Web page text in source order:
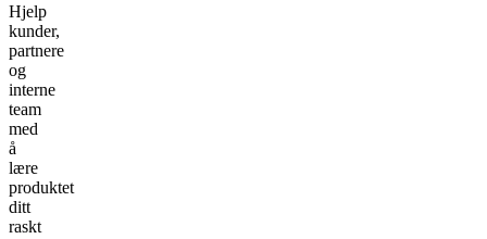
Hjelp
kunder,
partnere
og
interne
team
med
å
lære
produktet
ditt
raskt